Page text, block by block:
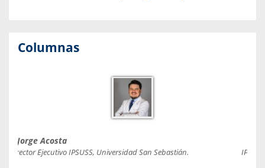
Columnas
Jorge Acosta
Director Ejecutivo IPSUSS, Universidad San Sebastián.